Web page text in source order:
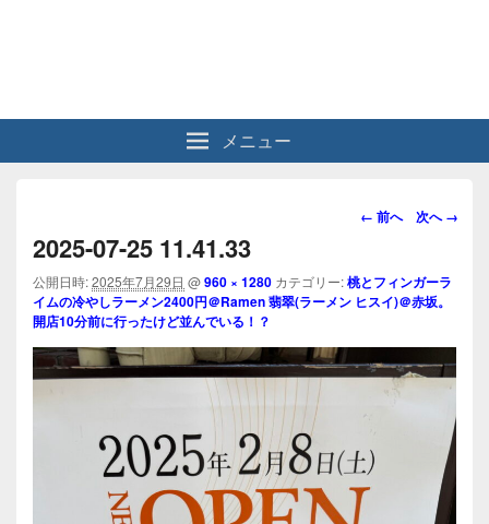
メニュー
画
ビ
ゲ
シ
ョ
← 前へ 次へ →
2025-07-25 11.41.33
公開日時:2025年7月29日 @960 × 1280 カテゴリー:桃とフィンガーラ
イムの冷やしラーメン2400円＠Ramen 翡翠(ラーメン ヒスイ)＠赤坂。
開店10分前に行ったけど並んでいる！？